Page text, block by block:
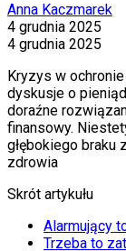
Anna Kaczmarek
4 grudnia 2025
4 grudnia 2025
Kryzys w
dyskusje o
doraźne
finansowy.
głębokiego braku
zdrowia
Skrót artykułu
Alarmujący
Trzeba to